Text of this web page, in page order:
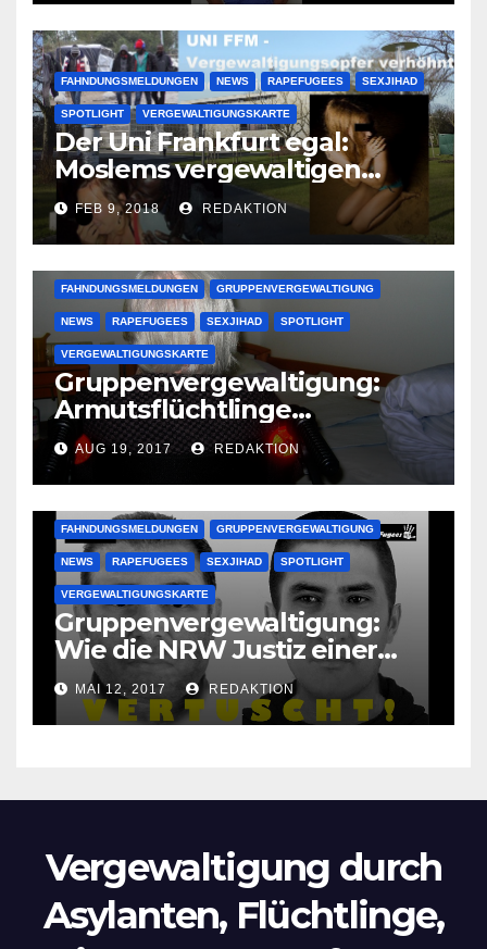
FAHNDUNGSMELDUNGEN NEWS RAPEFUGEES SEXJIHAD
SPOTLIGHT VERGEWALTIGUNGSKARTE
Der Uni Frankfurt egal:
Moslems vergewaltigen
deutsche Studentinnen auf
Uni-Campus
FEB 9, 2018 REDAKTION
FAHNDUNGSMELDUNGEN GRUPPENVERGEWALTIGUNG
NEWS RAPEFUGEES SEXJIHAD SPOTLIGHT
VERGEWALTIGUNGSKARTE
Gruppenvergewaltigung:
Armutsflüchtlinge
vergewaltigen bettlägerige
Oma im Schlaf
krankenhausreif
AUG 19, 2017 REDAKTION
FAHNDUNGSMELDUNGEN GRUPPENVERGEWALTIGUNG
NEWS RAPEFUGEES SEXJIHAD SPOTLIGHT
VERGEWALTIGUNGSKARTE
Gruppenvergewaltigung:
Wie die NRW Justiz einer
Lokalzeitung verbietet diese
Bilder zu veröffentlichen
MAI 12, 2017 REDAKTION
Vergewaltigung durch
Asylanten, Flüchtlinge,